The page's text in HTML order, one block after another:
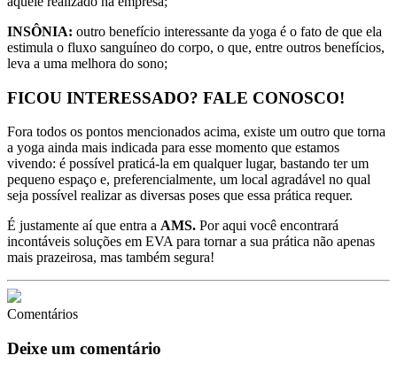
INSÔNIA: outro benefício interessante da yoga é o fato de que ela
estimula o fluxo sanguíneo do corpo, o que, entre outros benefícios,
leva a uma melhora do sono;
FICOU INTERESSADO? FALE CONOSCO!
Fora todos os pontos mencionados acima, existe um outro que torna
a yoga ainda mais indicada para esse momento que estamos
vivendo: é possível praticá-la em qualquer lugar, bastando ter um
pequeno espaço e, preferencialmente, um local agradável no qual
seja possível realizar as diversas poses que essa prática requer.
É justamente aí que entra a AMS. Por aqui você encontrará
incontáveis soluções em EVA para tornar a sua prática não apenas
mais prazeirosa, mas também segura!
Comentários
Deixe um comentário